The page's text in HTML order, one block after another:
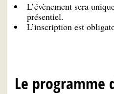
L’évènement sera
présentiel.
L’inscription est
Le programme